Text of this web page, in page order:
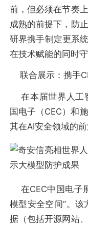
前，但必须在节奏
成熟的前提下，防
研界携手制定更系
在技术赋能的同时守
联合展示：携手
在本届世界人工
国电子（CEC）和
其在AI安全领域的前
在CEC中国电子
模型安全空间”。
据（包括开源网站